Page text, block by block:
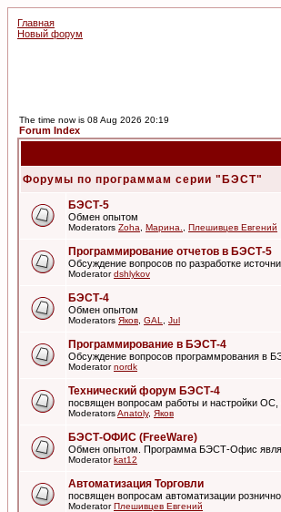
Главная
Новый форум
The time now is 08 Aug 2026 20:19
Forum Index
Форумы по программам серии "БЭСТ"
БЭСТ-5
Обмен опытом
Moderators Zoha Марина. Плешивцев Евгений
Программирование отчетов в БЭСТ-5
Обсуждение вопросов по разработке
Moderatordshlykov
БЭСТ-4
Обмен опытом
Moderators Яков GAL Jul
Программирование в БЭСТ-4
Обсуждение вопросов программрования в
Moderatornordk
Технический форум БЭСТ-4
посвящен вопросам работы и настройки ОС,
ModeratorsAnatoly, Яков
БЭСТ-ОФИС (FreeWare)
Обмен опытом. Программа БЭСТ-Офис
Moderatorkat12
Автоматизация Торговли
посвящен вопросам автоматизации
ModeratorПлешивцев Евгений